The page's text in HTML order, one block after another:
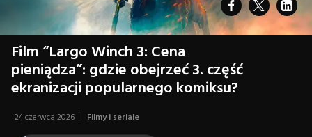
Film “Largo Winch 3: Cena
pieniądza”: gdzie obejrzeć 3. część
ekranizacji popularnego komiksu?
24 czerwca 2026 Filmy i seriale